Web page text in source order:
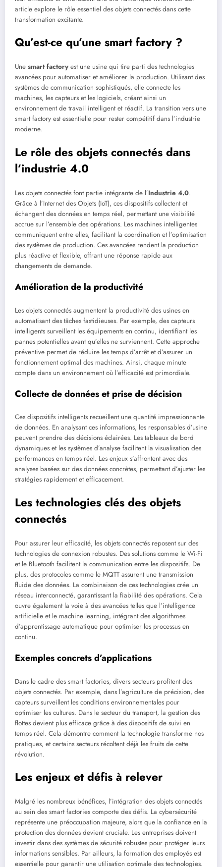
article explore le rôle essentiel des objets connectés dans cette
transformation excitante.
Qu’est-ce qu’une smart factory ?
Une smart factory est une usine qui tire parti des technologies
avancées pour automatiser et améliorer la production. Utilisant des
systèmes de communication sophistiqués, elle connecte les
machines, les capteurs et les logiciels, créant ainsi un
environnement de travail intelligent et réactif. La transition vers une
smart factory est essentielle pour rester compétitif dans l’industrie
moderne.
Le rôle des objets connectés dans
l’industrie 4.0
Les objets connectés font partie intégrante de l’Industrie 4.0.
Grâce à l’Internet des Objets (IoT), ces dispositifs collectent et
échangent des données en temps réel, permettant une visibilité
accrue sur l’ensemble des opérations. Les machines intelligentes
communiquent entre elles, facilitant la coordination et l’optimisation
des systèmes de production. Ces avancées rendent la production
plus réactive et flexible, offrant une réponse rapide aux
changements de demande.
Amélioration de la productivité
Les objets connectés augmentent la productivité des usines en
automatisant des tâches fastidieuses. Par exemple, des capteurs
intelligents surveillent les équipements en continu, identifiant les
pannes potentielles avant qu’elles ne surviennent. Cette approche
préventive permet de réduire les temps d’arrêt et d’assurer un
fonctionnement optimal des machines. Ainsi, chaque minute
compte dans un environnement où l’efficacité est primordiale.
Collecte de données et prise de décision
Ces dispositifs intelligents recueillent une quantité impressionnante
de données. En analysant ces informations, les responsables d’usine
peuvent prendre des décisions éclairées. Les tableaux de bord
dynamiques et les systèmes d’analyse facilitent la visualisation des
performances en temps réel. Les enjeux s’affrontent avec des
analyses basées sur des données concrètes, permettant d’ajuster les
stratégies rapidement et efficacement.
Les technologies clés des objets
connectés
Pour assurer leur efficacité, les objets connectés reposent sur des
technologies de connexion robustes. Des solutions comme le Wi-Fi
et le Bluetooth facilitent la communication entre les dispositifs. De
plus, des protocoles comme le MQTT assurent une transmission
fluide des données. La combinaison de ces technologies crée un
réseau interconnecté, garantissant la fiabilité des opérations. Cela
ouvre également la voie à des avancées telles que l’intelligence
artificielle et le machine learning, intégrant des algorithmes
d’apprentissage automatique pour optimiser les processus en
continu.
Exemples concrets d’applications
Dans le cadre des smart factories, divers secteurs profitent des
objets connectés. Par exemple, dans l’agriculture de précision, des
capteurs surveillent les conditions environnementales pour
optimiser les cultures. Dans le secteur du transport, la gestion des
flottes devient plus efficace grâce à des dispositifs de suivi en
temps réel. Cela démontre comment la technologie transforme nos
pratiques, et certains secteurs récoltent déjà les fruits de cette
révolution.
Les enjeux et défis à relever
Malgré les nombreux bénéfices, l’intégration des objets connectés
au sein des smart factories comporte des défis. La cybersécurité
représente une préoccupation majeure, alors que la confiance en la
protection des données devient cruciale. Les entreprises doivent
investir dans des systèmes de sécurité robustes pour protéger leurs
informations sensibles. Par ailleurs, la formation des employés est
essentielle pour garantir une utilisation optimale des technologies.